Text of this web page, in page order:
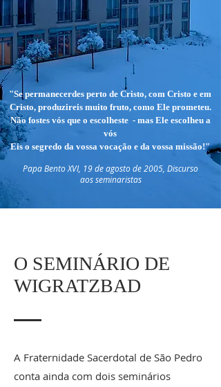
"Se permanecerdes perto de Cristo, com Cristo e em
Cristo, produzireis muito fruto, como Ele prometeu.
Não fostes vós que o escolheste - mas Ele escolheu a
vós
Eis o segredo da vossa vocação e da vossa missão!"
Papa Bento XVI, 19 de agosto de 2005, Discurso
aos seminaristas
O SEMINÁRIO DE
WIGRATZBAD
A Fraternidade Sacerdotal de São Pedro
conta ainda com dois seminários